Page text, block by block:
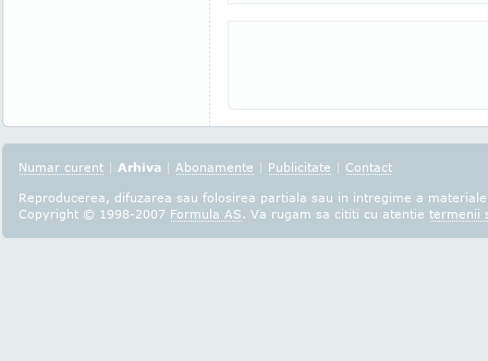
Numar curent | Arhiva | Abonamente | Publicitate | Contact
Reproducerea, difuzarea sau folosirea partiala sau in intregime a
Copyright © 1998-2007 Formula AS. Va rugam sa cititi cu atentie termenii